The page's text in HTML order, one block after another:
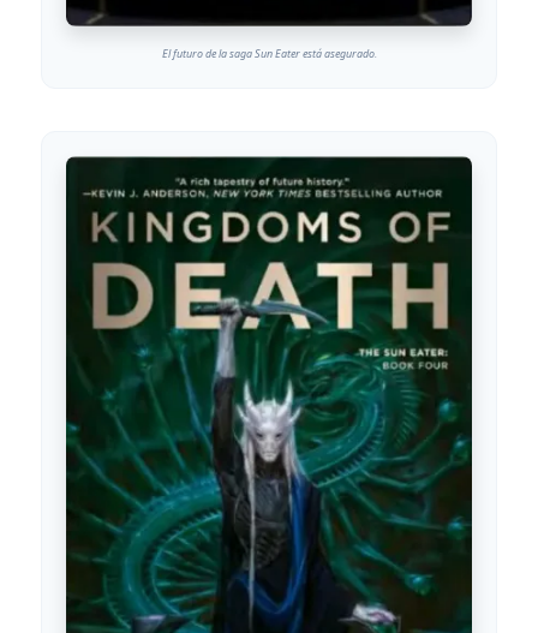
El futuro de la saga Sun Eater está asegurado.